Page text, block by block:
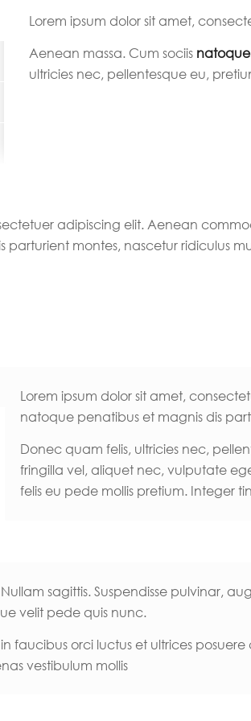
Lorem ipsum dolor sit amet,
Aenean massa. Cum sociis natoque
ultricies nec, pellentesque eu,
adipiscing elit. Aenean
montes, nascetur ridiculus
Lorem ipsum dolor sit amet,
natoque penatibus et magnis dis
Donec quam felis, ultricies nec,
fringilla vel, aliquet nec, vulputate
felis eu pede mollis pretium. Integer
sagittis. Suspendisse pulvinar,
velit pede quis nunc.
faucibus orci luctus et ultrices
vestibulum mollis